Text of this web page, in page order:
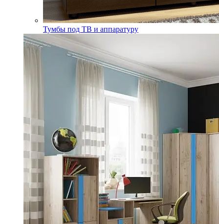
Тумбы под ТВ и аппаратуру